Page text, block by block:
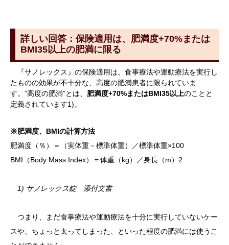
詳しい回答：保険適用は、肥満度+70%または
BMI35以上の肥満に限る
『サノレックス』の保険適用は、食事療法や運動療法を実行し
たものの効果が不十分な、高度の肥満患者に限られていま
す。”高度の肥満”とは、 肥満度+70%またはBMI35以上のことと
定義されています1)。
※肥満度、BMIの計算方法
肥満度（％）＝（実体重－標準体重）／標準体重×100
BMI（Body Mass Index）＝体重（kg）／身長（m） 2
1) サノレックス錠 添付文書
つまり、まだ食事療法や運動療法を十分に実行していないケー
スや、ちょっと太ってしまった、といった程度の肥満には使うこ